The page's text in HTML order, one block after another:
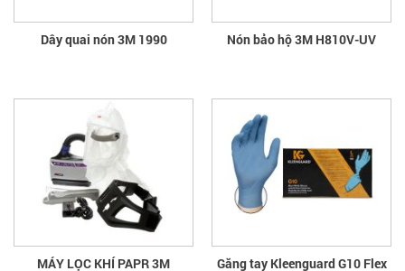
Dây quai nón 3M 1990 Nón bảo hộ 3M H810V-UV
MÁY LỌC KHÍ PAPR 3M Găng tay Kleenguard G10 Flex